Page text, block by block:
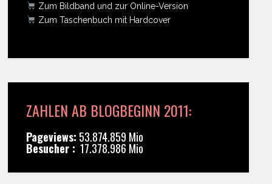
Zum Bildband und zur Online-Version
Zum Taschenbuch mit Hardcover
ZAHLEN AB BLOGBEGINN 2011:
Pageviews: 53.874.859 Mio
Besucher : 17.378.986 Mio